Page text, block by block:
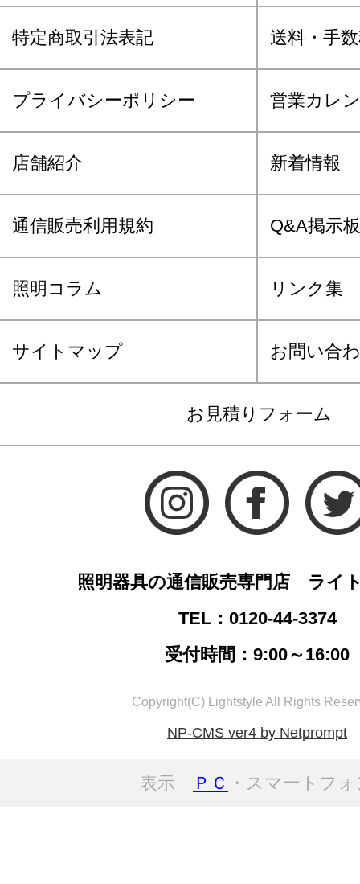
特定商取引法表記 送料・手
プライバシーポリシー 営業カレ
店舗紹介 新着情報
通信販売利用規約 Q&A掲示板
照明コラム リンク集
サイトマップ お問い合
お見積りフォーム
照明器具の通信販売専門店 ライ
TEL：0120-44-3374
受付時間：9:00～16:00
Copyright(C) Lightstyle All Rights
NP-CMS ver4 by Netprompt
表示 ＰＣ ・スマートフ